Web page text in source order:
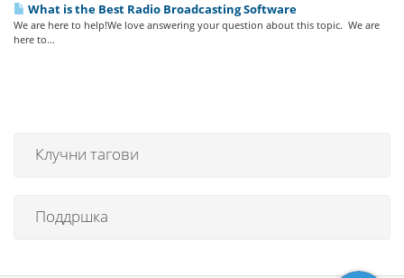
What is the Best Radio Broadcasting Software
We are here to help!We love answering your question about this topic. We are
here to...
Клучни тагови
Поддршка